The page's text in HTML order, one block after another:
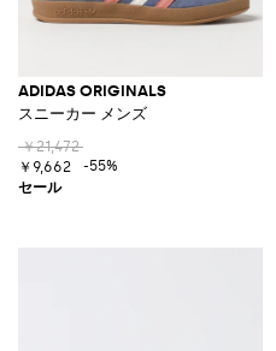
ADIDAS ORIGINALS
スニーカー メンズ
￥21,472
￥9,662
-55%